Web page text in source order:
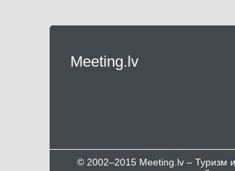
Meeting.lv
© 2002–2015 Meeting.lv – Туризм